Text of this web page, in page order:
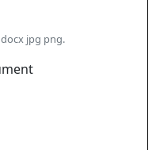
jpg png.